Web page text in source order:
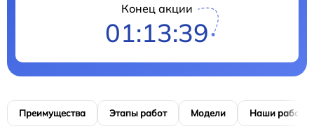
Конец акции
01:13:38
Преимущества Этапы работ Модели Наши работы